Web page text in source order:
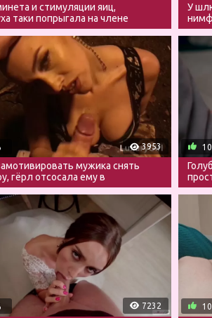
и стимуляции яиц,
таки попрыгала на члене
планом
У
3953
мужика снять
гёрл отсосала ему в
парке
7232